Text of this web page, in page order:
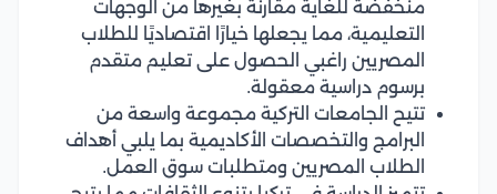
منخفضة للغاية مقارنة بغيرها من الوجهات
التعليمية، مما يجعلها خيارًا اقتصاديًا للطلاب
المصريين راغبي الحصول على تعليم متقدم
برسوم دراسية معقولة.
تتيح الجامعات التركية مجموعة واسعة من
البرامج والتخصصات الأكاديمية بما يلبي أهداف
الطلاب المصريين ومتطلبات سوق العمل.